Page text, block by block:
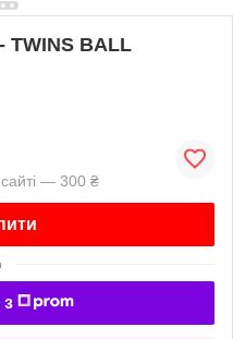
TWINS BALL
— 300 ₴
з